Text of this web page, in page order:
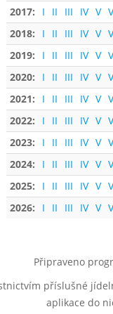
2017:
I II III IV V
2018:
I II III IV V
2019:
I II III IV V
2020:
I II III IV V
2021:
I II III IV V
2022:
I II III IV V
2023:
I II III IV V
2024:
I II III IV V
2025:
I II III IV V
2026:
I II III IV V
Připraveno
příslušné
aplikace do